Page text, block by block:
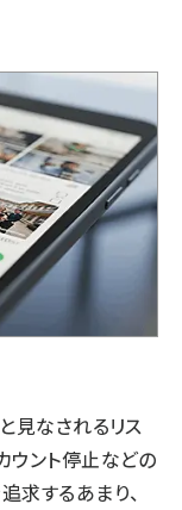
見なされるリス
ウント停止などの
求するあまり、